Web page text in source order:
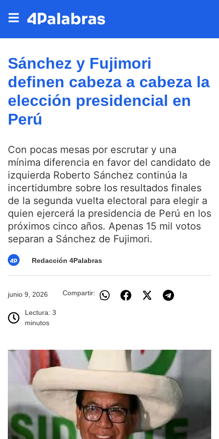
Sánchez y Fujimori
definen cabeza a cabeza la
elección presidencial en
Perú
Con pocas mesas por escrutar y una
mínima diferencia en favor del candidato de
izquierda Roberto Sánchez continúa la
incertidumbre sobre los resultados finales
de la segunda vuelta electoral para elegir a
quien ejercerá la presidencia de Perú en los
próximos cinco años. Apenas 15 mil votos
separan a Sánchez de Fujimori.
Redacción 4Palabras
junio 9, 2026
Lectura: 3
minutos
Compartir: